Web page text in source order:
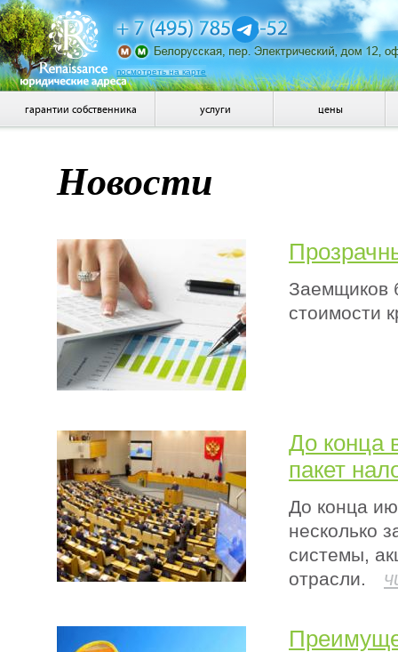
посмотреть на карте
гарантии собственника услуги цены
Новости
Заемщиков
стоимости
До конца
пакет
До конца
несколько
системы,
отрасли.